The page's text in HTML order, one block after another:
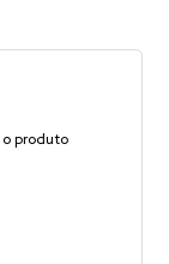
produto